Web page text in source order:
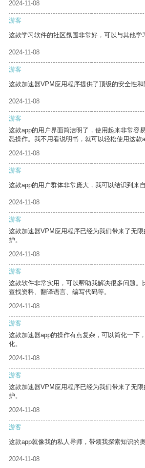
2024-11-08
游客
这款学习软件的社区氛围非常好，可以与其他学
2024-11-08
游客
这款加速器VPM应用程序提供了顶级的安全性和
2024-11-08
游客
这款app的用户界面简洁明了，使用起来非常容
悉操作。我不用看说明书，就可以轻松使用这款
2024-11-08
游客
这款app的用户群体非常庞大，我可以结识到来
2024-11-08
游客
这款加速器VPM应用程序已经为我们带来了无
护。
2024-11-08
游客
这款软件非常实用，可以帮助我解决很多问题。
查找资料、翻译语言、编写代码等。
2024-11-08
游客
这款加速器app的操作有点复杂，可以简化一下
化。
2024-11-08
游客
这款加速器VPM应用程序已经为我们带来了无
护。
2024-11-08
游客
这款app就像我的私人导师，带领我探索知识的奥
2024-11-08